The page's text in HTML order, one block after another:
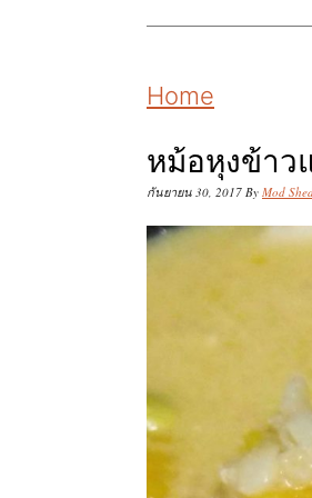
t
o
p
r
r
y
t
o
m
a
o
n
t
o
p
r
r
y
Home
หม้อหุงข้าว
กันยายน 30, 2017 By Mod